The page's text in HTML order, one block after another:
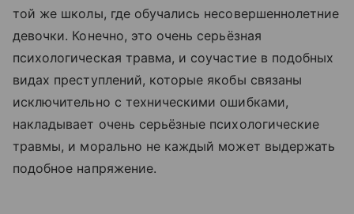
той же школы, где обучались несовершеннолетние
девочки. Конечно, это очень серьёзная
психологическая травма, и соучастие в подобных
видах преступлений, которые якобы связаны
исключительно с техническими ошибками,
накладывает очень серьёзные психологические
травмы, и морально не каждый может выдержать
подобное напряжение.